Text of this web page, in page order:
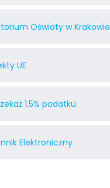
Oświaty w Krakowie
UE
1,5% podatku
Elektroniczny